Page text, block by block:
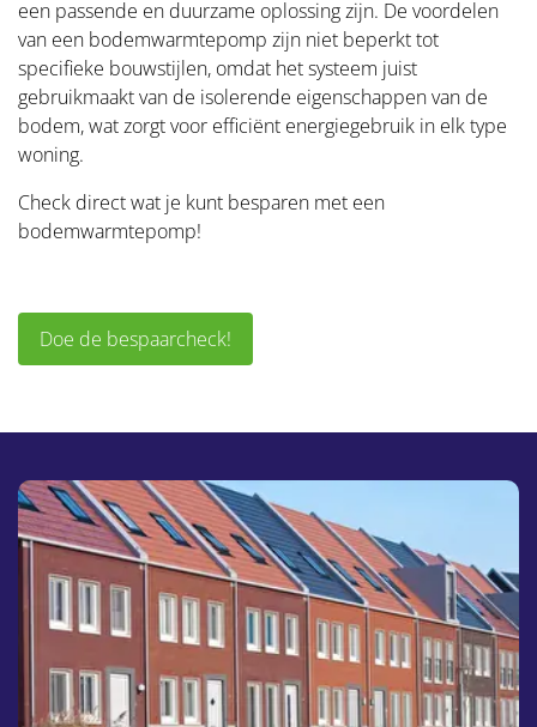
een passende en duurzame oplossing zijn. De voordelen
van een bodemwarmtepomp zijn niet beperkt tot
specifieke bouwstijlen, omdat het systeem juist
gebruikmaakt van de isolerende eigenschappen van de
bodem, wat zorgt voor efficiënt energiegebruik in elk type
woning.
Check direct wat je kunt besparen met een
bodemwarmtepomp!
Doe de bespaarcheck!